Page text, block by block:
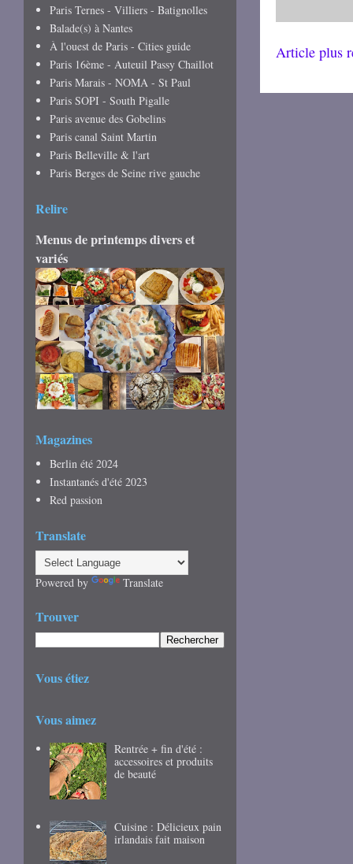
Article plus
Paris Ternes - Villiers - Batignolles
Balade(s) à Nantes
À l'ouest de Paris - Cities guide
Paris 16ème - Auteuil Passy Chaillot
Paris Marais - NOMA - St Paul
Paris SOPI - South Pigalle
Paris avenue des Gobelins
Paris canal Saint Martin
Paris Belleville & l'art
Paris Berges de Seine rive gauche
Relire
Menus de printemps divers et
variés
Magazines
Berlin été 2024
Instantanés d'été 2023
Red passion
Translate
Powered by Translate
Trouver
Vous étiez
Vous aimez
Rentrée + fin d'été :
accessoires et produits
de beauté
Cuisine : Délicieux pain
irlandais fait maison